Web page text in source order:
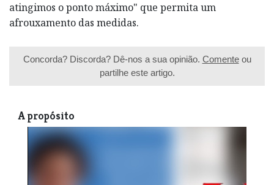
atingimos o ponto máximo" que permita um
afrouxamento das medidas.
Concorda? Discorda? Dê-nos a sua opinião. Comenteou
partilhe este artigo.
A propósito